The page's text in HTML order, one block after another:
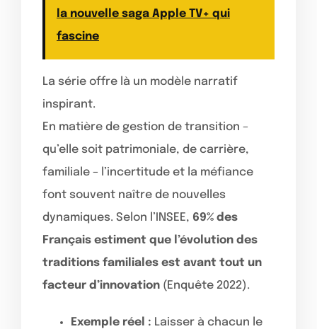
la nouvelle saga Apple TV+ qui
fascine
La série offre là un modèle narratif
inspirant.
En matière de gestion de transition –
qu’elle soit patrimoniale, de carrière,
familiale – l’incertitude et la méfiance
font souvent naître de nouvelles
dynamiques. Selon l’INSEE, 69% des
Français estiment que l’évolution des
traditions familiales est avant tout un
facteur d’innovation (Enquête 2022).
Exemple réel : Laisser à chacun le